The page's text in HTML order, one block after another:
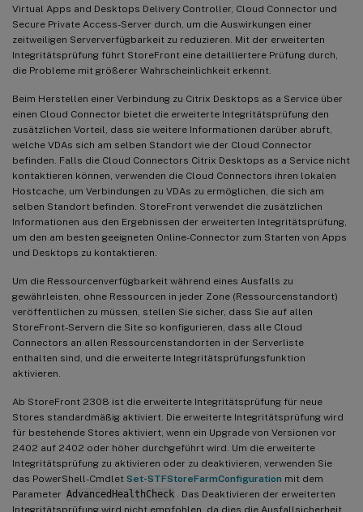
Virtual Apps and Desktops Delivery Controller, Cloud Connector und
Secure Private Access-Server durch, um die Auswirkungen einer
zeitweiligen Serververfügbarkeit zu reduzieren. Mit der erweiterten
Integritätsprüfung führt StoreFront eine detailliertere Prüfung durch,
die Probleme mit größerer Wahrscheinlichkeit erkennt.
Beim Herstellen einer Verbindung zu Citrix Desktops as a Service über
einen Cloud Connector bietet die erweiterte Integritätsprüfung den
zusätzlichen Vorteil, dass sie weitere Informationen darüber abruft,
welche VDAs sich am selben Standort wie der Cloud Connector
befinden. Falls die Cloud Connectors Citrix Desktops as a Service nicht
kontaktieren können, verwenden die Cloud Connectors ihren lokalen
Hostcache, um Verbindungen zu VDAs zu ermöglichen, die sich am
selben Standort befinden. StoreFront verwendet die zusätzlichen
Informationen aus den Ergebnissen der erweiterten Integritätsprüfung,
um den am besten geeigneten Online-Connector zum Starten von Apps
und Desktops zu kontaktieren.
Um die Ressourcenverfügbarkeit während eines Ausfalls zu
gewährleisten, ohne Ressourcen in jeder Zone (Ressourcenstandort)
veröffentlichen zu müssen, stellen Sie sicher, dass Sie auf allen
StoreFront-Servern die Site so konfigurieren, dass alle Cloud
Connectors an allen Ressourcenstandorten in der Serverliste
enthalten sind, und die erweiterte Integritätsprüfungsfunktion
aktivieren.
Ab StoreFront 2308 ist die erweiterte Integritätsprüfung für neue
Stores standardmäßig aktiviert. Die erweiterte Integritätsprüfung wird
für bestehende Stores aktiviert, wenn ein Upgrade von Versionen vor
2402 auf 2402 oder höher durchgeführt wird. Um die erweiterte
Integritätsprüfung zu aktivieren oder zu deaktivieren, verwenden Sie
das PowerShell-Cmdlet Set-STFStoreFarmConfiguration mit dem
Parameter AdvancedHealthCheck . Das Deaktivieren der erweiterten